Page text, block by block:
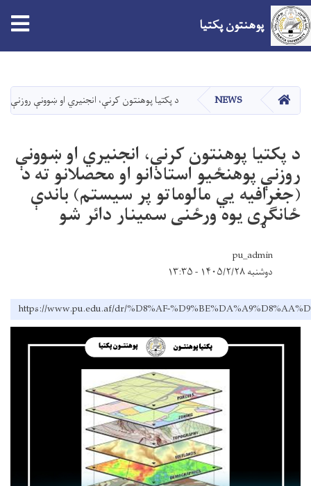
main
content
پوهنتون پکتیا
صفحه اصلیNEWS د پکتیا پوهنتون کرنې، انجنیري او ښوونې روزنې
د پکتیا پوهنتون کرنې، انجنیري او ښوونې
روزنې پوهنځیو استادانو او محصلانو ته د
(جغرافیه یي مالوماتو پر سیستم) باندې
ځانګړی یوه ورځنی سمینار دائر شو
pu_admin
دوشنبه ۱۴۰۵/۲/۲۸ - ۱۳:۳۵
https://www.pu.edu.af/dr/%D8%AF-